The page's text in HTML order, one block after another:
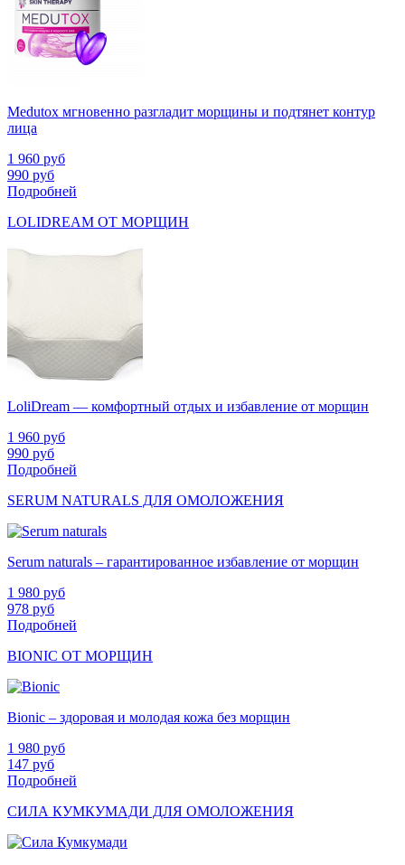
Medutox мгновенно разгладит морщины и подтянет контур
лица
1 960 руб
990 руб
Подробней
LOLIDREAM ОТ МОРЩИН
LoliDream — комфортный отдых и избавление от морщин
1 960 руб
990 руб
Подробней
SERUM NATURALS ДЛЯ ОМОЛОЖЕНИЯ
Serum naturals – гарантированное избавление от морщин
1 980 руб
978 руб
Подробней
BIONIC ОТ МОРЩИН
Bionic – здоровая и молодая кожа без морщин
1 980 руб
147 руб
Подробней
СИЛА КУМКУМАДИ ДЛЯ ОМОЛОЖЕНИЯ